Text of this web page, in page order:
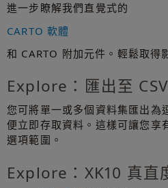
進一步瞭解我們直覺式的
CARTO 軟體
和 CARTO 附加元件。輕鬆取得
Explore：匯出至 CSV
您可將單一或多個資料集匯出為
便立即存取資料。這樣可讓您享
選項範圍。
Explore：XK10 真直